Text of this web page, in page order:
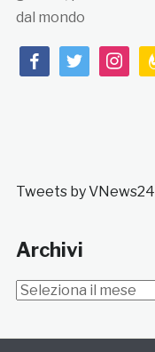
dal mondo
facebooktwitter
Tweets by VNews24
Archivi
Archivi